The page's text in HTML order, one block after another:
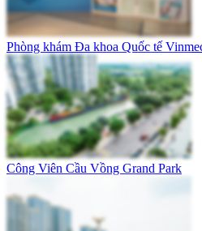
Phòng khám Đa khoa Quốc tế
Công Viên Cầu Vồng Grand Park